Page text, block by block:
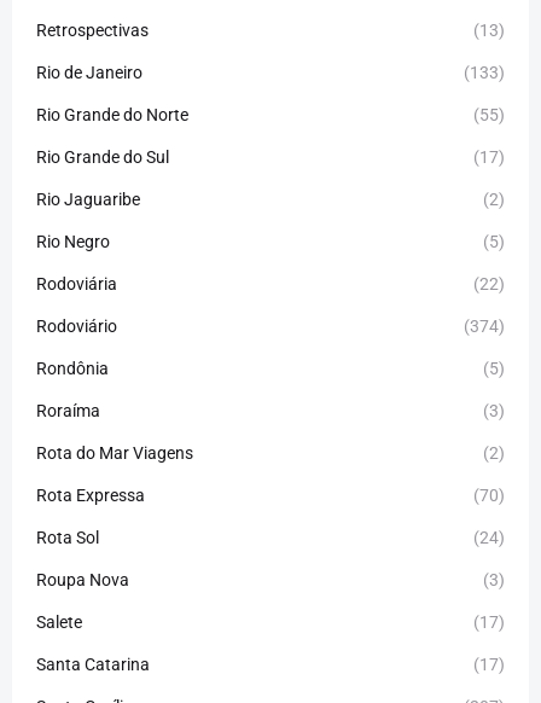
Retrospectivas (13)
Rio de Janeiro (133)
Rio Grande do Norte (55)
Rio Grande do Sul (17)
Rio Jaguaribe (2)
Rio Negro (5)
Rodoviária (22)
Rodoviário (374)
Rondônia (5)
Roraíma (3)
Rota do Mar Viagens (2)
Rota Expressa (70)
Rota Sol (24)
Roupa Nova (3)
Salete (17)
Santa Catarina (17)